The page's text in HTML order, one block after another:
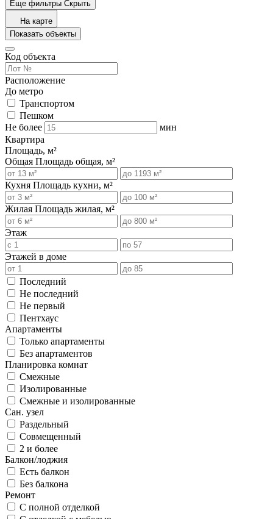
Еще фильтры Скрыть
На карте
Показать объекты
Код объекта
Расположение
До метро
Транспортом
Пешком
Не более
мин
Квартира
Площадь, м²
Общая Площадь общая, м²
Кухня Площадь кухни, м²
Жилая Площадь жилая, м²
Этаж
Этажей в доме
Последний
Не последний
Не первый
Пентхаус
Апартаменты
Только апартаменты
Без апартаментов
Планировка комнат
Смежные
Изолированные
Смежные и изолированные
Сан. узел
Раздельный
Совмещенный
2 и более
Балкон/лоджия
Есть балкон
Без балкона
Ремонт
С полной отделкой